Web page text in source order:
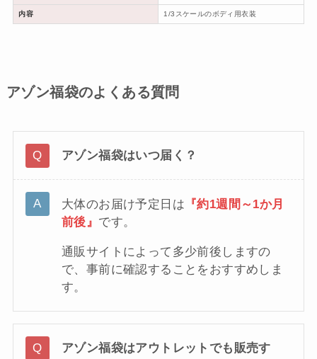
内容 1/3スケールのボディ用衣装
アゾン福袋のよくある質問
アゾン福袋はいつ届く？
大体のお届け予定日は 『約1週間～1か月
前後』 です。
通販サイトによって多少前後しますの
で、事前に確認することをおすすめしま
す。
アゾン福袋はアウトレットでも販売す